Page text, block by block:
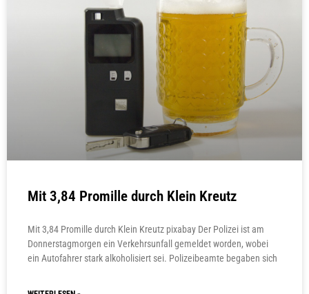
Mit 3,84 Promille durch Klein Kreutz
Mit 3,84 Promille durch Klein Kreutz pixabay Der Polizei ist am
Donnerstagmorgen ein Verkehrsunfall gemeldet worden, wobei
ein Autofahrer stark alkoholisiert sei. Polizeibeamte begaben sich